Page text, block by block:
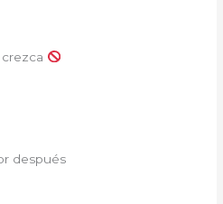
después